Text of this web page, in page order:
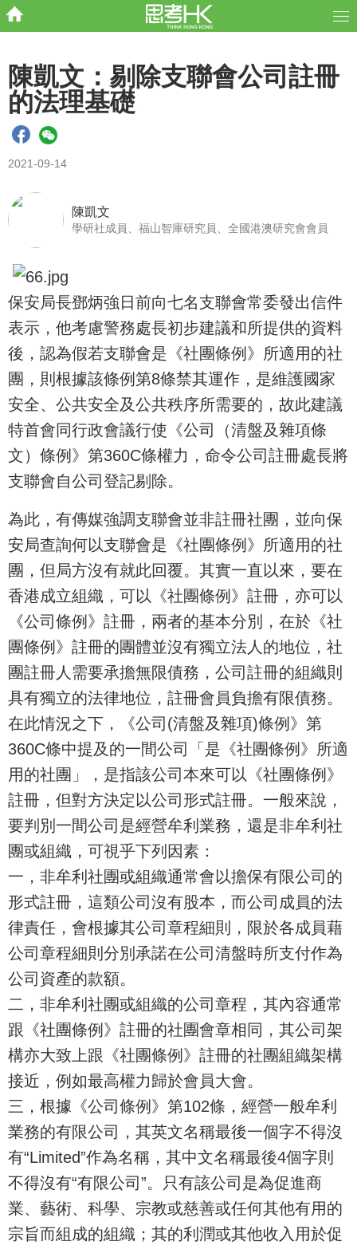
陳凱文：剔除支聯會公司註冊
的法理基礎
2021-09-14
陳凱文
學研社成員、福山智庫研究員、全國港澳研究會會員
保安局長鄧炳強日前向七名支聯會常委發出信件
表示，他考慮警務處長初步建議和所提供的資料
後，認為假若支聯會是《社團條例》所適用的社
團，則根據該條例第8條禁其運作，是維護國家
安全、公共安全及公共秩序所需要的，故此建議
特首會同行政會議行使《公司（清盤及雜項條
文）條例》第360C條權力，命令公司註冊處長將
支聯會自公司登記剔除。
為此，有傳媒強調支聯會並非註冊社團，並向保
安局查詢何以支聯會是《社團條例》所適用的社
團，但局方沒有就此回覆。其實一直以來，要在
香港成立組織，可以《社團條例》註冊，亦可以
《公司條例》註冊，兩者的基本分別，在於《社
團條例》註冊的團體並沒有獨立法人的地位，社
團註冊人需要承擔無限債務，公司註冊的組織則
具有獨立的法律地位，註冊會員負擔有限債務。
在此情況之下，《公司(清盤及雜項)條例》第
360C條中提及的一間公司「是《社團條例》所適
用的社團」，是指該公司本來可以《社團條例》
註冊，但對方決定以公司形式註冊。一般來說，
要判別一間公司是經營牟利業務，還是非牟利社
團或組織，可視乎下列因素：
一，非牟利社團或組織通常會以擔保有限公司的
形式註冊，這類公司沒有股本，而公司成員的法
律責任，會根據其公司章程細則，限於各成員藉
公司章程細則分別承諾在公司清盤時所支付作為
公司資產的款額。
二，非牟利社團或組織的公司章程，其內容通常
跟《社團條例》註冊的社團會章相同，其公司架
構亦大致上跟《社團條例》註冊的社團組織架構
接近，例如最高權力歸於會員大會。
三，根據《公司條例》第102條，經營一般牟利
業務的有限公司，其英文名稱最後一個字不得沒
有“Limited”作為名稱，其中文名稱最後4個字則
不得沒有“有限公司”。只有該公司是為促進商
業、藝術、科學、宗教或慈善或任何其他有用的
宗旨而組成的組織；其的利潤或其他收入用於促